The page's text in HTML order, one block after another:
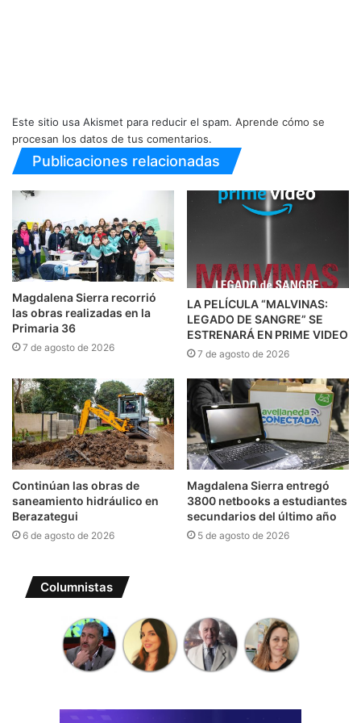
Este sitio usa Akismet para reducir el spam. Aprende cómo se
procesan los datos de tus comentarios.
Publicaciones relacionadas
Magdalena Sierra recorrió
las obras realizadas en la
Primaria 36
7 de agosto de 2026
LA PELÍCULA “MALVINAS:
LEGADO DE SANGRE” SE
ESTRENARÁ EN PRIME VIDEO
7 de agosto de 2026
Continúan las obras de
saneamiento hidráulico en
Berazategui
6 de agosto de 2026
Magdalena Sierra entregó
3800 netbooks a estudiantes
secundarios del último año
5 de agosto de 2026
Columnistas